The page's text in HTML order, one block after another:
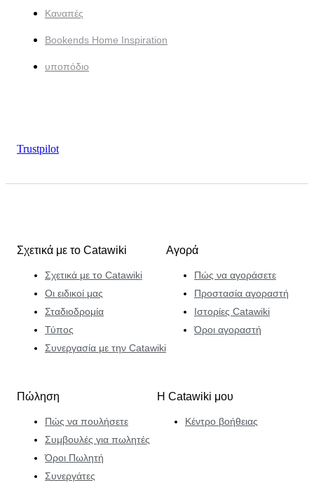
Καναπές
Bookends Home Inspiration
υποπόδιο
Trustpilot
Σχετικά με το Catawiki
Σχετικά με το Catawiki
Οι ειδικοί μας
Σταδιοδρομία
Τύπος
Συνεργασία με την Catawiki
Αγορά
Πώς να αγοράσετε
Προστασία αγοραστή
Ιστορίες Catawiki
Όροι αγοραστή
Πώληση
Πώς να πουλήσετε
Συμβουλές για πωλητές
Όροι Πωλητή
Συνεργάτες
Η Catawiki μου
Κέντρο βοήθειας